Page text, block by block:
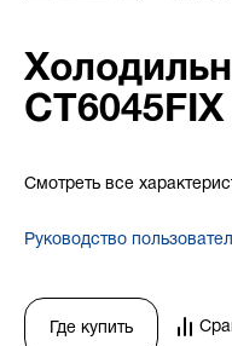
CT6045FIX
Смотреть все
Руководство
Где купить